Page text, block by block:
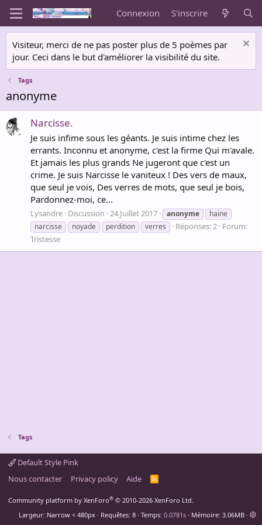
Connexion S'inscrire
Visiteur, merci de ne pas poster plus de 5 poèmes par
jour. Ceci dans le but d'améliorer la visibilité du site.
Tags
anonyme
Narcisse.
Je suis infime sous les géants. Je suis intime chez les
errants. Inconnu et anonyme, c'est la firme Qui m'avale.
Et jamais les plus grands Ne jugeront que c'est un
crime. Je suis Narcisse le vaniteux ! Des vers de maux,
que seul je vois, Des verres de mots, que seul je bois,
Pardonnez-moi, ce...
Lysandre Discussion 24 Juillet 2017 anonyme
haine
narcisse
noyade perdition verres Réponses: 2 Forum:
Tristesse
Tags
Default Style Pink
Nous contacter
Privacy policy Aide
R
Community platform by XenForo® © 2010-2026 XenForo Ltd.
Largeur
Requêtes 8 Temps 0.0781s Mémoire 3.06MB